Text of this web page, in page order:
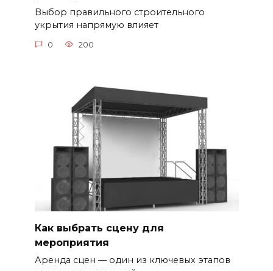
Выбор правильного строительного
укрытия напрямую влияет
0 200
Как выбрать сцену для
мероприятия
Аренда сцен — один из ключевых этапов